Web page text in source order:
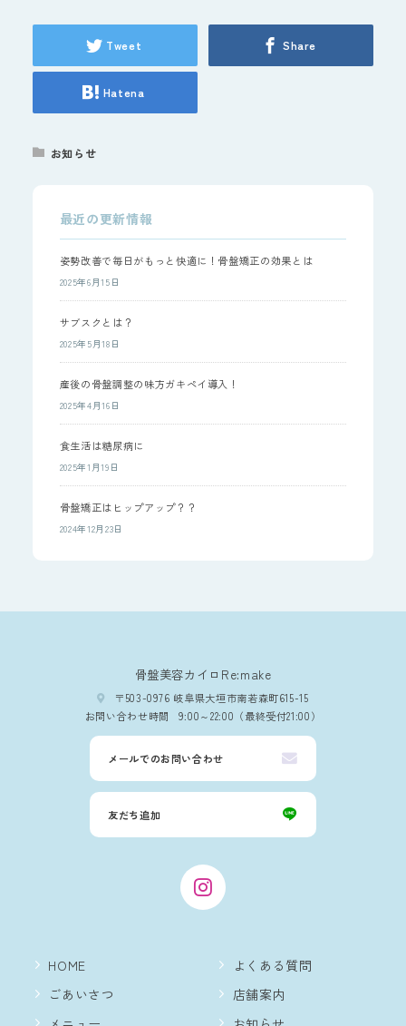
Tweet Share
Hatena
お知らせ
最近の更新情報
姿勢改善で毎日がもっと快適に！骨盤矯正の効果とは
2025年6月15日
サブスクとは？
2025年5月18日
産後の骨盤調整の味方ガキペイ導入！
2025年4月16日
食生活は糖尿病に
2025年1月19日
骨盤矯正はヒップアップ？？
2024年12月23日
骨盤美容カイロRe:make
〒503-0976 岐阜県大垣市南若森町615-15
お問い合わせ時間
9:00～22:00（最終受付21:00）
メールでのお問い合わせ
友だち追加
HOME
ごあいさつ
よくある質問
店舗案内